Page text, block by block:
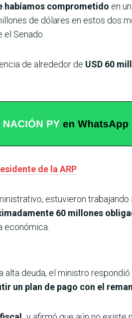
habíamos comprometido en
de dólares en estos dos
Senado.
de alrededor de USD 60
de la ARP
estuvieron
60 millones
económica.
deuda, el ministro
un plan de pago con el